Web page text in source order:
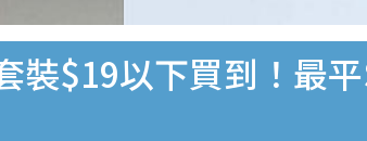
裝$19以下買到！最